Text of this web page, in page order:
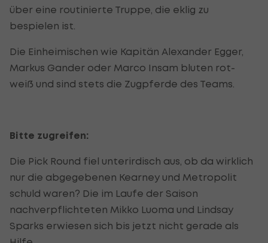
über eine routinierte Truppe, die eklig zu
bespielen ist.
Die Einheimischen wie Kapitän Alexander Egger,
Markus Gander oder Marco Insam bluten rot-
weiß und sind stets die Zugpferde des Teams.
Bitte zugreifen:
Die Pick Round fiel unterirdisch aus, ob da wirklich
nur die abgegebenen Kearney und Metropolit
schuld waren? Die im Laufe der Saison
nachverpflichteten Mikko Luoma und Lindsay
Sparks erwiesen sich bis jetzt nicht gerade als